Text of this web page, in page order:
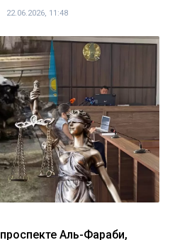
22.06.2026, 11:48
Аль-Фараби,